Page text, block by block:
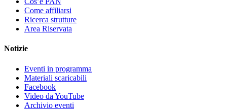
Come affiliarsi
Ricerca strutture
Area Riservata
Notizie
Eventi in programma
Materiali scaricabili
Facebook
Video da YouTube
Archivio eventi